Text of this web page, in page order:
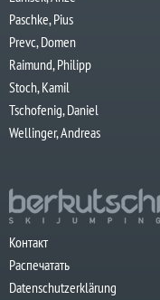
Paschke, Pius
Prevc, Domen
Raimund, Philipp
Stoch, Kamil
Tschofenig, Daniel
Wellinger, Andreas
Контакт
Распечатать
Datenschutzerklärung